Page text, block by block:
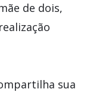
de dois,
sua